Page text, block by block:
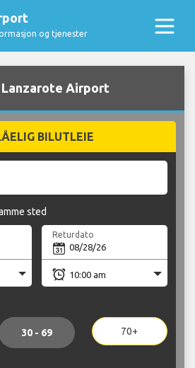
og tjenester
Airport
BILUTLEIE
sted
Returdato
30 - 69 70+